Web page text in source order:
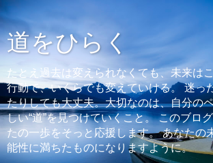
道をひらく
たとえ過去は変えられなくても、未来は
行動で、いくらでも変えていける。 迷っ
たりしても大丈夫。大切なのは、自分の
しい“道”を見つけていくこと。 このブロ
たの一歩をそっと応援します。 あなたの
能性に満ちたものになりますように。